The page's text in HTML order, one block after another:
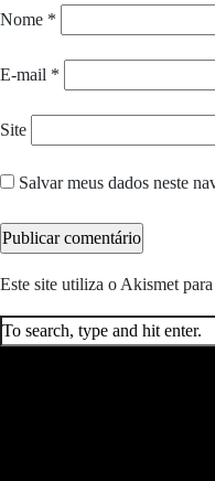
Nome *
E-mail *
Site
Salvar meus dados neste
Este site utiliza o Akismet